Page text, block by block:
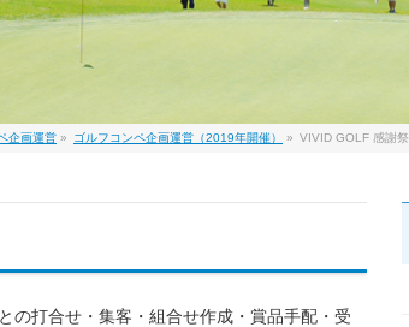
企画運営 » ゴルフコンペ企画運営（2019年開催） » VIVID GOLF 感謝祭
の打合せ・集客・組合せ作成・賞品手配・受